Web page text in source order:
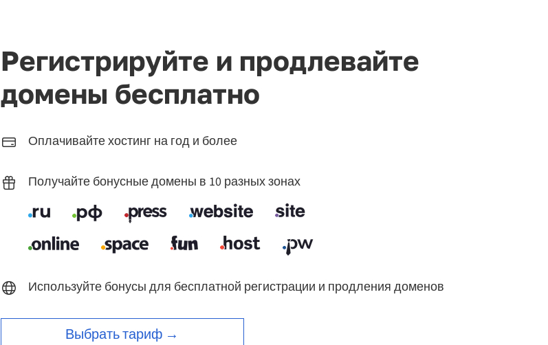
Регистрируйте и продлевайте
домены бесплатно
Оплачивайте хостинг на год и более
Получайте бонусные домены в 10 разных зонах
Используйте бонусы для бесплатной регистрации и продления доменов
Выбрать тариф →